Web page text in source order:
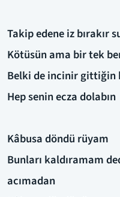
Takip edene iz bırakır
Kötüsün ama bir tek
Belki de incinir gittiğin
Hep senin ecza dolabın
Kâbusa döndü rüyam
Bunları kaldıramam
acımadan